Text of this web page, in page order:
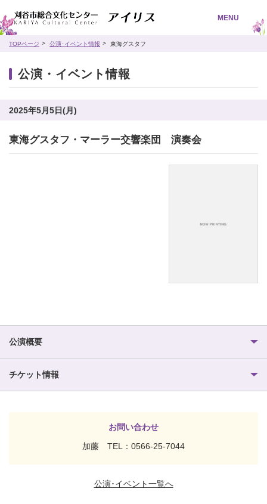
MENU
TOPページ 公演･イベント情報 東海グスタフ
公演・イベント情報
2025年5月5日(月)
東海グスタフ・マーラー交響楽団 演奏会
公演概要
チケット情報
お問い合わせ
加藤 TEL：0566-25-7044
公演･イベント一覧へ